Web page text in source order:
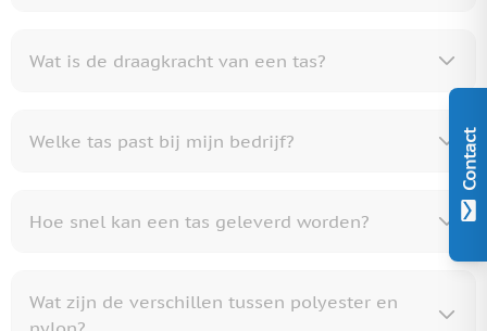
Contact
Wat is de draagkracht van een tas?
Welke tas past bij mijn bedrijf?
Hoe snel kan een tas geleverd worden?
Wat zijn de verschillen tussen polyester en